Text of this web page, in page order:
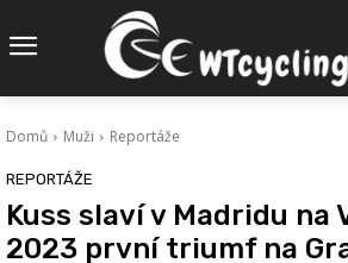
Domů Muži Reportáže
REPORTÁŽE
Kuss slaví v Madridu na
2023 první triumf na